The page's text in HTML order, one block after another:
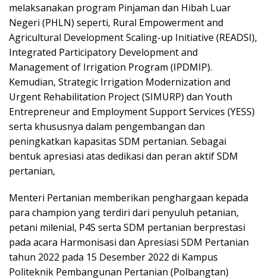
melaksanakan program Pinjaman dan Hibah Luar
Negeri (PHLN) seperti, Rural Empowerment and
Agricultural Development Scaling-up Initiative (READSI),
Integrated Participatory Development and
Management of Irrigation Program (IPDMIP).
Kemudian, Strategic Irrigation Modernization and
Urgent Rehabilitation Project (SIMURP) dan Youth
Entrepreneur and Employment Support Services (YESS)
serta khususnya dalam pengembangan dan
peningkatkan kapasitas SDM pertanian. Sebagai
bentuk apresiasi atas dedikasi dan peran aktif SDM
pertanian,
Menteri Pertanian memberikan penghargaan kepada
para champion yang terdiri dari penyuluh petanian,
petani milenial, P4S serta SDM pertanian berprestasi
pada acara Harmonisasi dan Apresiasi SDM Pertanian
tahun 2022 pada 15 Desember 2022 di Kampus
Politeknik Pembangunan Pertanian (Polbangtan)